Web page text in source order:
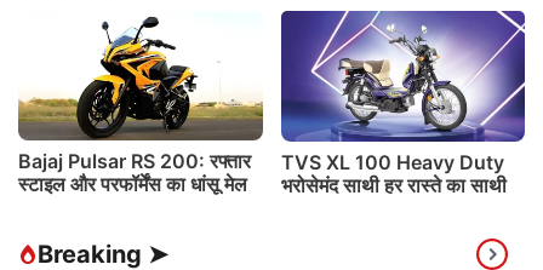
Bajaj Pulsar RS 200: रफ्तार
स्टाइल और परफॉर्मेंस का धांसू मेल
TVS XL 100 Heavy Duty
भरोसेमंद साथी हर रास्ते का साथी
Breaking ➤